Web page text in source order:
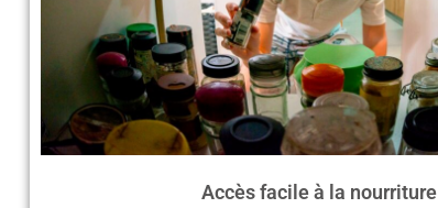
Accès facile à la nourriture